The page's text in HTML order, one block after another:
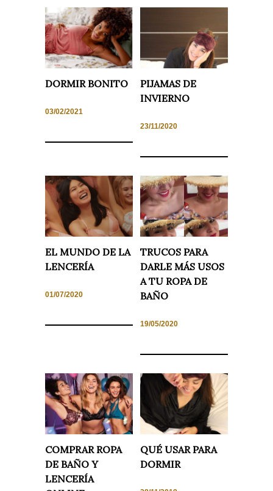
DORMIR BONITO
03/02/2021
PIJAMAS DE
INVIERNO
23/11/2020
EL MUNDO DE LA
LENCERÍA
01/07/2020
TRUCOS PARA
DARLE MÁS USOS
A TU ROPA DE
BAÑO
19/05/2020
COMPRAR ROPA
DE BAÑO Y
LENCERÍA
QUÉ USAR PARA
DORMIR
Experiencia
Para que
nuestra web
funcione lo
mejor posible
visita. Si
algunas
de la web.
Marketing
Al compartir tus
intereses y
comportamiento
mientras visitas
nuestro sitio,
aumentas la
ver contenido y
personalizados.